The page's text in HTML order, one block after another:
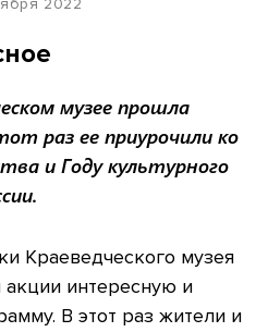
2022
музее прошла
раз ее приурочили ко
и Году культурного
Краеведческого музея
акции интересную и
В этот раз жители и